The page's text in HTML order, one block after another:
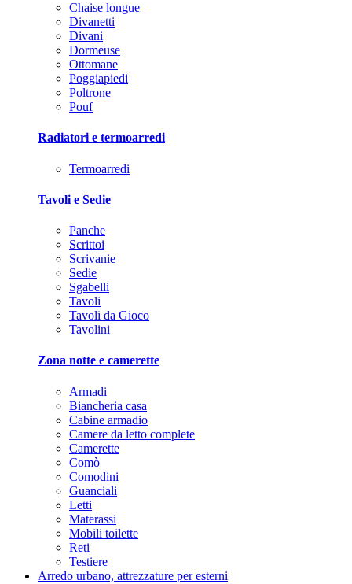
Chaise longue
Divanetti
Divani
Dormeuse
Ottomane
Poggiapiedi
Poltrone
Pouf
Radiatori e termoarredi
Termoarredi
Tavoli e Sedie
Panche
Scrittoi
Scrivanie
Sedie
Sgabelli
Tavoli
Tavoli da Gioco
Tavolini
Zona notte e camerette
Armadi
Biancheria casa
Cabine armadio
Camere da letto complete
Camerette
Comò
Comodini
Guanciali
Letti
Materassi
Mobili toilette
Reti
Testiere
Arredo urbano, attrezzature per esterni